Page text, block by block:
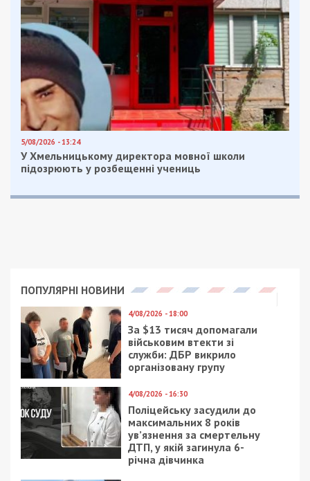
5/08/2026 - 13:24
У Хмельницькому директора мовної школи
підозрюють у розбещенні учениць
ПОПУЛЯРНІ НОВИНИ
4/08/2026 - 18:00
За $13 тисяч допомагали
військовим втекти зі
служби: ДБР викрило
організовану групу
4/08/2026 - 16:30
Поліцейську засудили до
максимальних 8 років
ув’язнення за смертельну
ДТП, у якій загинула 6-
річна дівчинка